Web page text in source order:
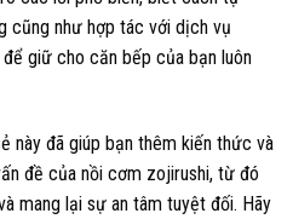
cũng như hợp tác với dịch vụ
giữ cho căn bếp của bạn luôn
này đã giúp bạn thêm kiến thức và
đề của nồi cơm zojirushi, từ đó
mang lại sự an tâm tuyệt đối. Hãy